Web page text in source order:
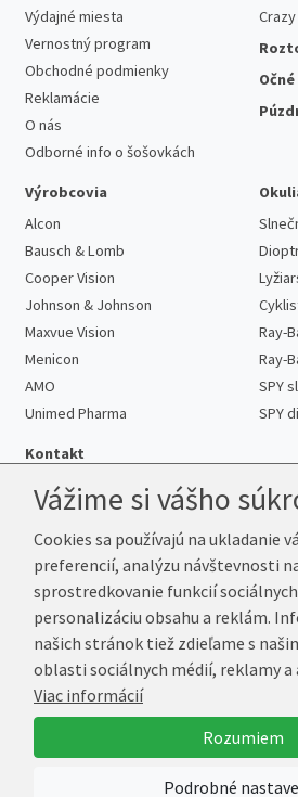
Výdajné miesta
Vernostný program
Obchodné podmienky
Reklamácie
O nás
Odborné info o šošovkách
Výrobcovia
Alcon
Bausch & Lomb
Cooper Vision
Johnson & Johnson
Maxvue Vision
Menicon
AMO
Unimed Pharma
Ray-
Ray-
SPY
SPY
Kontakt
Telefón:+421 222 205 863
E-mail:info@kup-sosovky.sk
Reklamačná adresa
Andrea Votavová
Revoluční 1017
290 01 Poděbrady
Česká republika
VytvorilMarek
Vážime si vášho
Cookies sa používajú na ukladanie
preferencií, analýzu návštevnosti
sprostredkovanie funkcií
personalizáciu obsahu a reklám.
našich stránok tiež zdieľame s
oblasti sociálnych médií, reklamy a
Viac informácií
Rozumiem
Podrobné